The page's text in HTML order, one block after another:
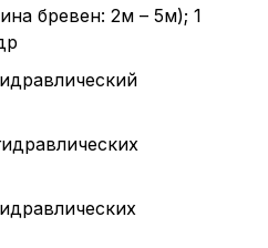
бревен: 2м – 5м); 1
цилиндр